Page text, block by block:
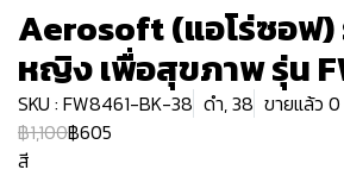
Aerosoft (แอโร่ซอฟ)
หญิง เพื่อสุขภาพ รุ่น
SKU : FW8461-BK-38 ดำ, 38 ขายแล้ว
฿1,100฿605
สี